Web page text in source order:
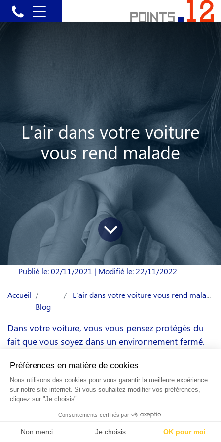
L'air dans votre voiture
vous rend malade
Publié le: 02/11/2021 | Modifié le: 22/11/2022
Accueil
Blog
L'air dans votre voiture vous rend malade
Dans votre voiture, vous vous pensez protégés du
fait que vous soyez dans un environnement fermé.
habitacle est 6 fois plus pollué que l’air extérieur. Les
taux de dioxyde d’azote atteignent des niveaux
impressionnants qui influent sur votre système
respiratoire et peuvent vous rendre malades.
À quoi sert le filtre de l’habitacle ?